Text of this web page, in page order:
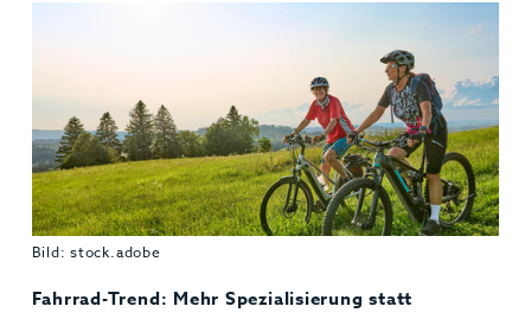
Bild: stock.adobe
Fahrrad-Trend: Mehr Spezialisierung statt